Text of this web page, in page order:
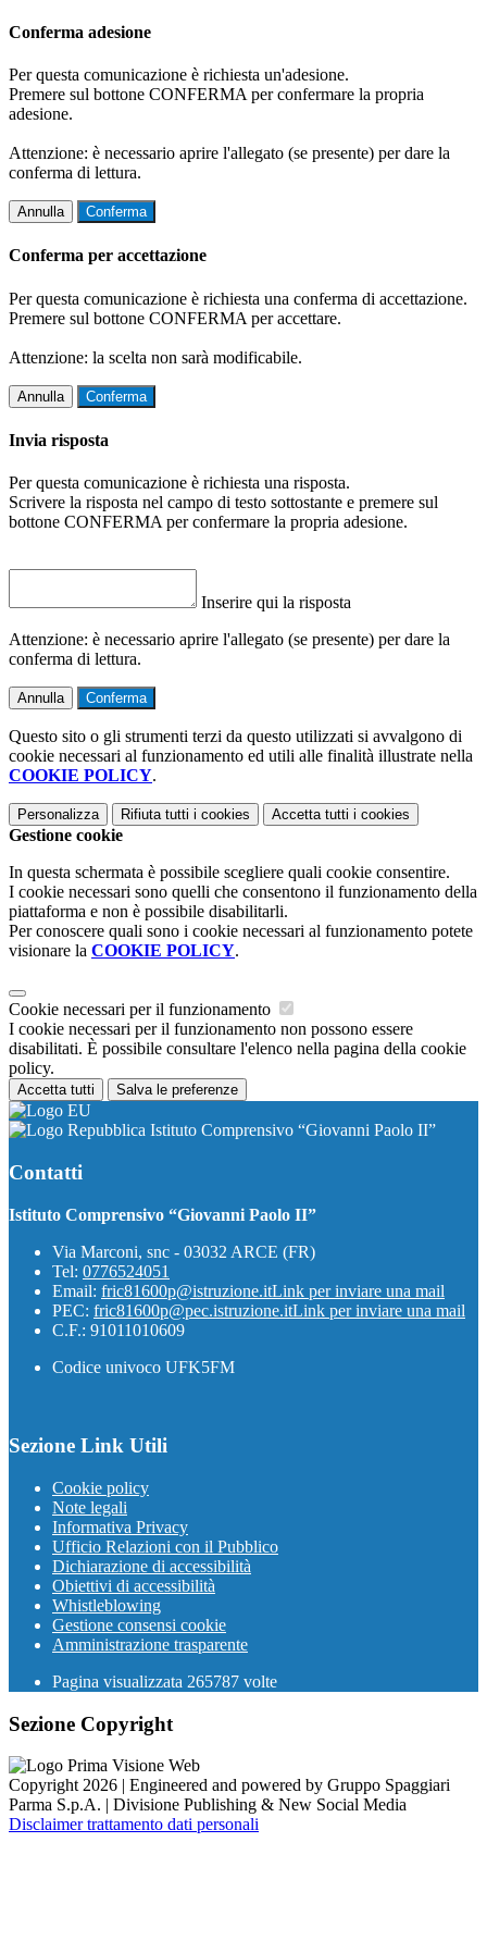
Conferma adesione
Per questa comunicazione è richiesta un'adesione.
Premere sul bottone CONFERMA per confermare la propria
adesione.
Attenzione: è necessario aprire l'allegato (se presente) per dare la
conferma di lettura.
Annulla Conferma
Conferma per accettazione
Per questa comunicazione è richiesta una conferma di accettazione.
Premere sul bottone CONFERMA per accettare.
Attenzione: la scelta non sarà modificabile.
Annulla Conferma
Invia risposta
Per questa comunicazione è richiesta una risposta.
Scrivere la risposta nel campo di testo sottostante e premere sul
bottone CONFERMA per confermare la propria adesione.
Inserire qui la risposta
Attenzione: è necessario aprire l'allegato (se presente) per dare la
conferma di lettura.
Annulla Conferma
Questo sito o gli strumenti terzi da questo utilizzati si avvalgono di
cookie necessari al funzionamento ed utili alle finalità illustrate nella
COOKIE POLICY.
Personalizza Rifiuta tutti i cookies Accetta tutti i cookies
Gestione cookie
In questa schermata è possibile scegliere quali cookie consentire.
I cookie necessari sono quelli che consentono il funzionamento della
piattaforma e non è possibile disabilitarli.
Per conoscere quali sono i cookie necessari al funzionamento potete
visionare la COOKIE POLICY.
Cookie necessari per il funzionamento
I cookie necessari per il funzionamento non possono essere
disabilitati. È possibile consultare l'elenco nella pagina della cookie
policy.
Accetta tutti Salva le preferenze
Istituto Comprensivo “Giovanni Paolo II”
Contatti
Istituto Comprensivo “Giovanni Paolo II”
Via Marconi, snc - 03032 ARCE (FR)
Tel: 0776524051
Email: fric81600p@istruzione.itLink per inviare una mail
PEC: fric81600p@pec.istruzione.itLink per inviare una mail
C.F.: 91011010609
Codice univoco UFK5FM
Sezione Link Utili
Cookie policy
Note legali
Informativa Privacy
Ufficio Relazioni con il Pubblico
Dichiarazione di accessibilità
Obiettivi di accessibilità
Whistleblowing
Gestione consensi cookie
Amministrazione trasparente
Pagina visualizzata 265787 volte
Sezione Copyright
Copyright 2026 | Engineered and powered by Gruppo Spaggiari
Parma S.p.A. | Divisione Publishing & New Social Media
Disclaimer trattamento dati personali